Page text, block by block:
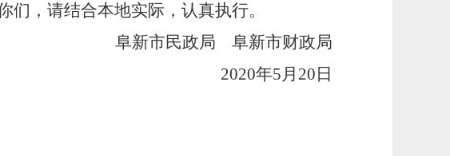
，请结合本地实际，认真执行。
阜新市民政局
阜新市财政局
2020年5月20日